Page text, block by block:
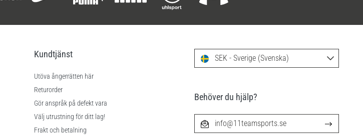
Kundtjänst
Utöva ångerrätten här
Returorder
Gör anspråk på defekt vara
Välj utrustning för ditt lag!
Frakt och betalning
SEK - Sverige (Svenska)
Behöver du hjälp?
info@11teamsports.se